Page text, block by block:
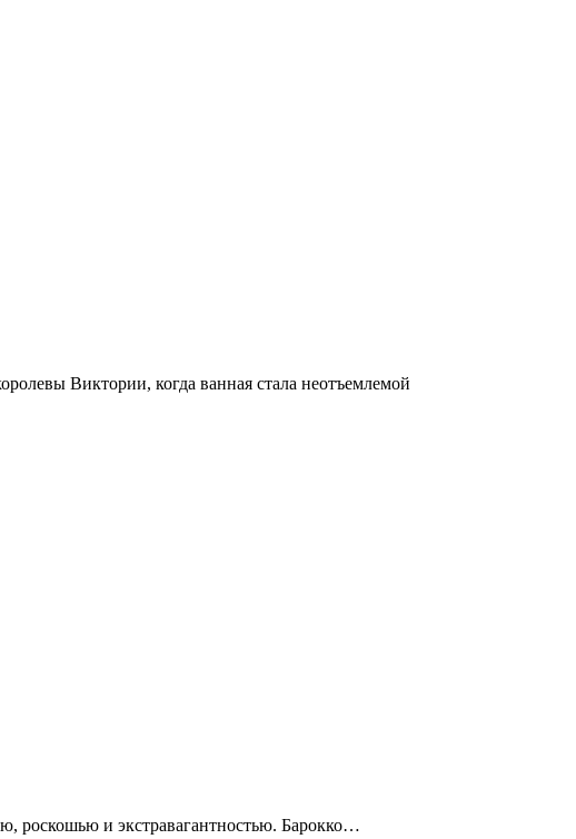
Виктории, когда ванная стала неотъемлемой
роскошью и экстравагантностью. Барокко…